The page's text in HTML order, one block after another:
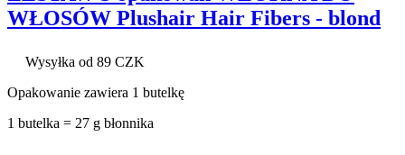
WŁOSÓW Plushair Hair Fibers - blond
Wysyłka od 89 CZK
Opakowanie zawiera 1 butelkę
1 butelka = 27 g błonnika